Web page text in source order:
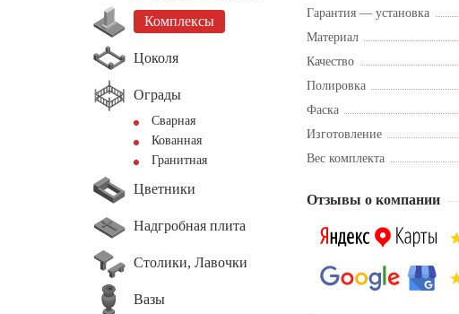
Комплексы
Цоколя
Ограды
Сварная
Кованная
Гранитная
Цветники
Надгробная плита
Столики, Лавочки
Вазы
Гарантия — установка
Материал
Качество
Полировка
Фаска
Изготовление
Вес комплекта
Отзывы о компании